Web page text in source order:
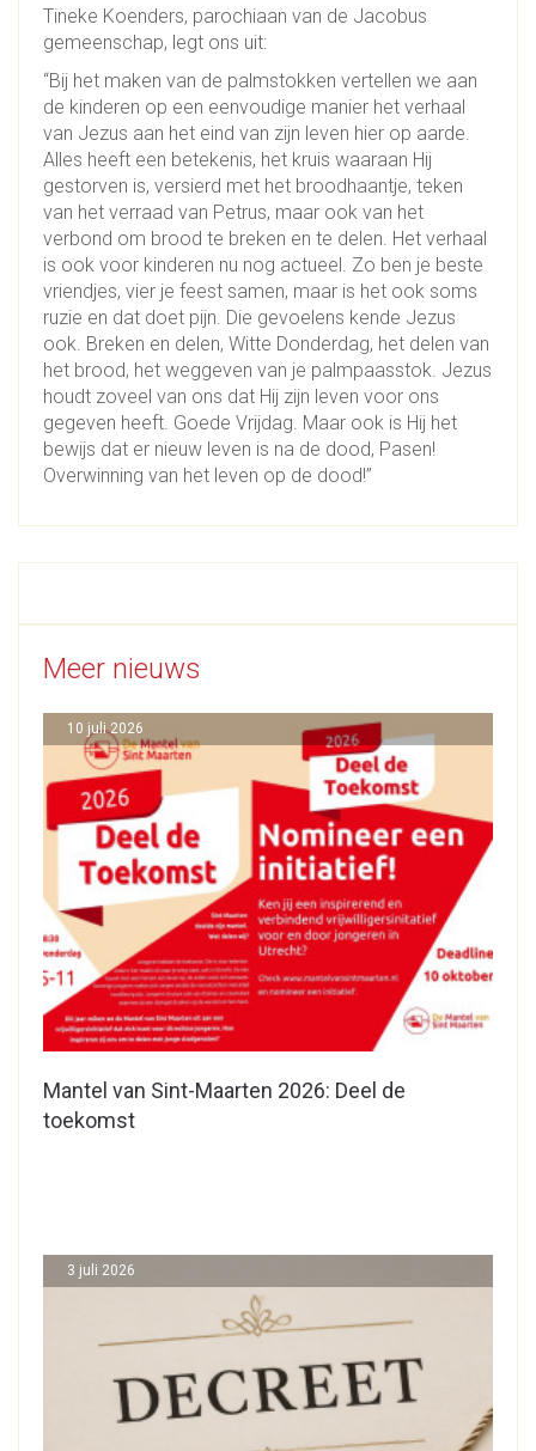
Tineke Koenders, parochiaan van de Jacobus
gemeenschap, legt ons uit:
“Bij het maken van de palmstokken vertellen we aan
de kinderen op een eenvoudige manier het verhaal
van Jezus aan het eind van zijn leven hier op aarde.
Alles heeft een betekenis, het kruis waaraan Hij
gestorven is, versierd met het broodhaantje, teken
van het verraad van Petrus, maar ook van het
verbond om brood te breken en te delen. Het verhaal
is ook voor kinderen nu nog actueel. Zo ben je beste
vriendjes, vier je feest samen, maar is het ook soms
ruzie en dat doet pijn. Die gevoelens kende Jezus
ook. Breken en delen, Witte Donderdag, het delen van
het brood, het weggeven van je palmpaasstok. Jezus
houdt zoveel van ons dat Hij zijn leven voor ons
gegeven heeft. Goede Vrijdag. Maar ook is Hij het
bewijs dat er nieuw leven is na de dood, Pasen!
Overwinning van het leven op de dood!”
Meer nieuws
Mantel van Sint-Maarten 2026: Deel de
toekomst
10 juli 2026
3 juli 2026